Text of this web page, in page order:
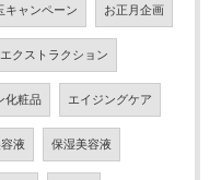
キャンペーン お正月企画
エクストラクション
化粧品 エイジングケア
液 保湿美容液